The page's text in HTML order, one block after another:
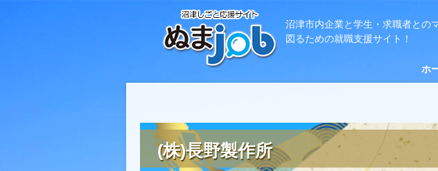
沼津市内企業と学生・求職者との
図るための就職支援サイト！
ホ
(株)長野製作所